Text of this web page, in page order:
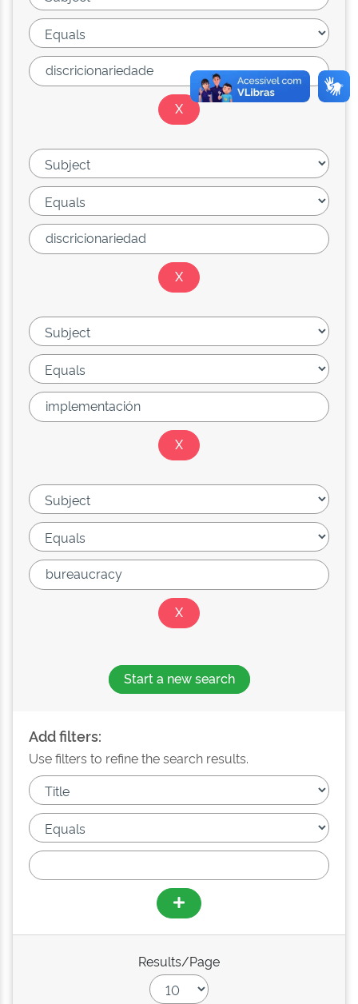
Start a new search
Add filters:
Use filters to refine the search results.
Results/Page